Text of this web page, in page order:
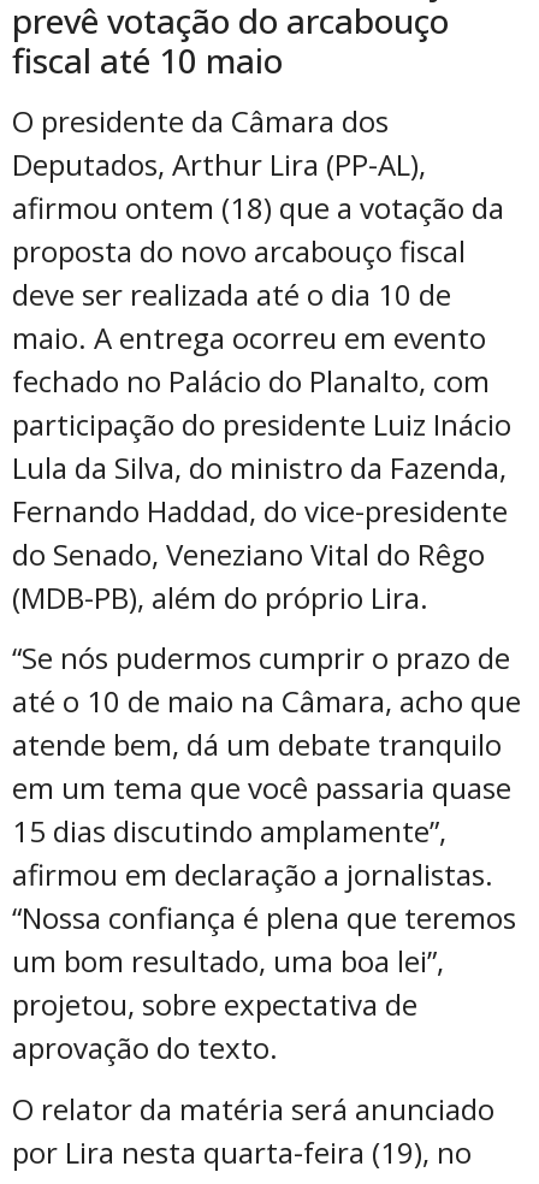
prevê votação do arcabouço
fiscal até 10 maio
O presidente da Câmara dos
Deputados, Arthur Lira (PP-AL),
afirmou ontem (18) que a votação da
proposta do novo arcabouço fiscal
deve ser realizada até o dia 10 de
maio. A entrega ocorreu em evento
fechado no Palácio do Planalto, com
participação do presidente Luiz Inácio
Lula da Silva, do ministro da Fazenda,
Fernando Haddad, do vice-presidente
do Senado, Veneziano Vital do Rêgo
(MDB-PB), além do próprio Lira.
“Se nós pudermos cumprir o prazo de
até o 10 de maio na Câmara, acho que
atende bem, dá um debate tranquilo
em um tema que você passaria quase
15 dias discutindo amplamente”,
afirmou em declaração a jornalistas.
“Nossa confiança é plena que teremos
um bom resultado, uma boa lei”,
projetou, sobre expectativa de
aprovação do texto.
O relator da matéria será anunciado
por Lira nesta quarta-feira (19), no